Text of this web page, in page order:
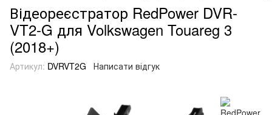
Відеореєстратор RedPower DVR-
VT2-G для Volkswagen Touareg 3
(2018+)
Артикул: DVRVT2G Написати відгук